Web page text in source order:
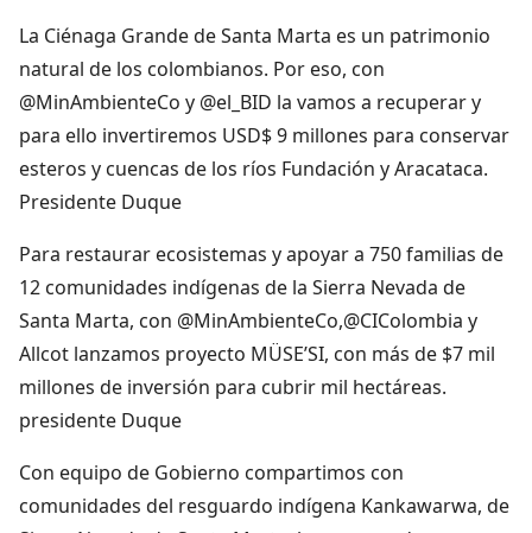
La Ciénaga Grande de Santa Marta es un patrimonio
natural de los colombianos. Por eso, con
@MinAmbienteCo y @el_BID la vamos a recuperar y
para ello invertiremos USD$ 9 millones para conservar
esteros y cuencas de los ríos Fundación y Aracataca.
Presidente Duque
Para restaurar ecosistemas y apoyar a 750 familias de
12 comunidades indígenas de la Sierra Nevada de
Santa Marta, con @MinAmbienteCo,@CIColombia y
Allcot lanzamos proyecto MÜSE’SI, con más de $7 mil
millones de inversión para cubrir mil hectáreas.
presidente Duque
Con equipo de Gobierno compartimos con
comunidades del resguardo indígena Kankawarwa, de